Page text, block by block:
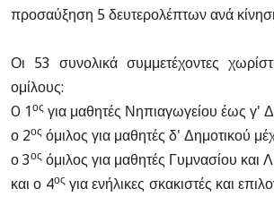
προσαύξηση 5 δευτερολέπτων ανά
Οι 53 συνολικά συμμετέχοντες
ομίλους:
O 1οςγια μαθητές Νηπιαγωγείου έως γ'
ο 2οςόμιλος για μαθητές δ' Δημοτικού
ο 3οςόμιλος για μαθητές Γυμνασίου και
και ο 4οςγια ενήλικες σκακιστές και